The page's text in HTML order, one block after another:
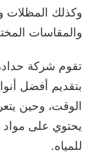
وكذلك المظلات
والمقاسات
تقوم شركة
بتقديم أفضل
الوقت، وحين
يحتوي على مواد
للمياه.